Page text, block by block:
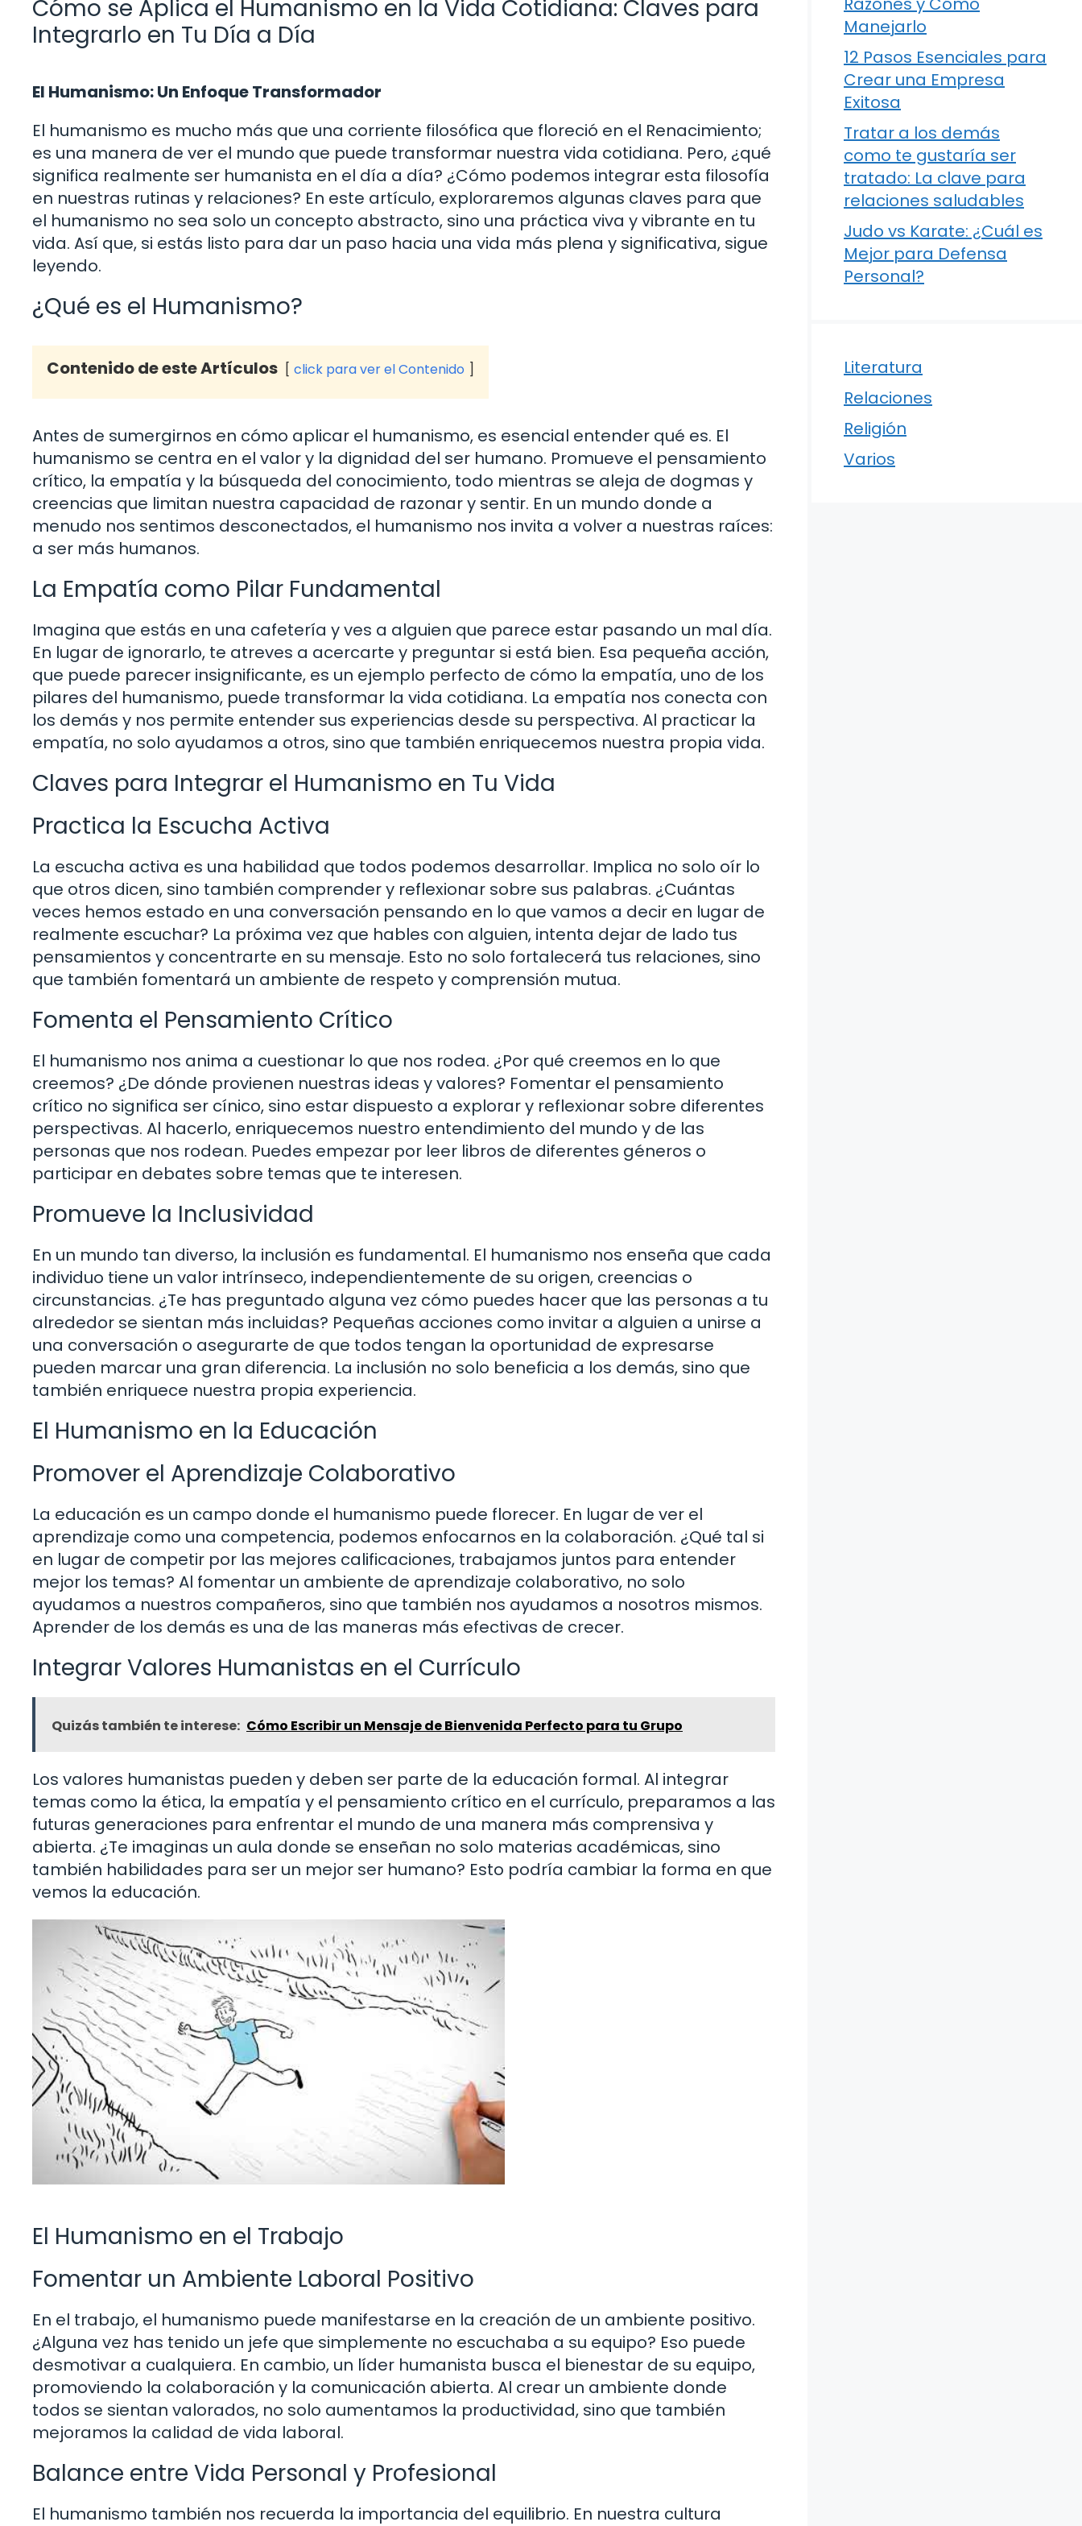
Cómo se Aplica el Humanismo en la Vida Cotidiana: Claves para
Integrarlo en Tu Día a Día
El Humanismo: Un Enfoque Transformador
El humanismo es mucho más que una corriente filosófica que floreció en el Renacimiento;
es una manera de ver el mundo que puede transformar nuestra vida cotidiana. Pero, ¿qué
significa realmente ser humanista en el día a día? ¿Cómo podemos integrar esta filosofía
en nuestras rutinas y relaciones? En este artículo, exploraremos algunas claves para que
el humanismo no sea solo un concepto abstracto, sino una práctica viva y vibrante en tu
vida. Así que, si estás listo para dar un paso hacia una vida más plena y significativa, sigue
leyendo.
¿Qué es el Humanismo?
Contenido de este Artículos click para ver el Contenido
Antes de sumergirnos en cómo aplicar el humanismo, es esencial entender qué es. El
humanismo se centra en el valor y la dignidad del ser humano. Promueve el pensamiento
crítico, la empatía y la búsqueda del conocimiento, todo mientras se aleja de dogmas y
creencias que limitan nuestra capacidad de razonar y sentir. En un mundo donde a
menudo nos sentimos desconectados, el humanismo nos invita a volver a nuestras raíces:
a ser más humanos.
La Empatía como Pilar Fundamental
Imagina que estás en una cafetería y ves a alguien que parece estar pasando un mal día.
En lugar de ignorarlo, te atreves a acercarte y preguntar si está bien. Esa pequeña acción,
que puede parecer insignificante, es un ejemplo perfecto de cómo la empatía, uno de los
pilares del humanismo, puede transformar la vida cotidiana. La empatía nos conecta con
los demás y nos permite entender sus experiencias desde su perspectiva. Al practicar la
empatía, no solo ayudamos a otros, sino que también enriquecemos nuestra propia vida.
Claves para Integrar el Humanismo en Tu Vida
Practica la Escucha Activa
La escucha activa es una habilidad que todos podemos desarrollar. Implica no solo oír lo
que otros dicen, sino también comprender y reflexionar sobre sus palabras. ¿Cuántas
veces hemos estado en una conversación pensando en lo que vamos a decir en lugar de
realmente escuchar? La próxima vez que hables con alguien, intenta dejar de lado tus
pensamientos y concentrarte en su mensaje. Esto no solo fortalecerá tus relaciones, sino
que también fomentará un ambiente de respeto y comprensión mutua.
Fomenta el Pensamiento Crítico
El humanismo nos anima a cuestionar lo que nos rodea. ¿Por qué creemos en lo que
creemos? ¿De dónde provienen nuestras ideas y valores? Fomentar el pensamiento
crítico no significa ser cínico, sino estar dispuesto a explorar y reflexionar sobre diferentes
perspectivas. Al hacerlo, enriquecemos nuestro entendimiento del mundo y de las
personas que nos rodean. Puedes empezar por leer libros de diferentes géneros o
participar en debates sobre temas que te interesen.
Promueve la Inclusividad
En un mundo tan diverso, la inclusión es fundamental. El humanismo nos enseña que cada
individuo tiene un valor intrínseco, independientemente de su origen, creencias o
circunstancias. ¿Te has preguntado alguna vez cómo puedes hacer que las personas a tu
alrededor se sientan más incluidas? Pequeñas acciones como invitar a alguien a unirse a
una conversación o asegurarte de que todos tengan la oportunidad de expresarse
pueden marcar una gran diferencia. La inclusión no solo beneficia a los demás, sino que
también enriquece nuestra propia experiencia.
El Humanismo en la Educación
Promover el Aprendizaje Colaborativo
La educación es un campo donde el humanismo puede florecer. En lugar de ver el
aprendizaje como una competencia, podemos enfocarnos en la colaboración. ¿Qué tal si
en lugar de competir por las mejores calificaciones, trabajamos juntos para entender
mejor los temas? Al fomentar un ambiente de aprendizaje colaborativo, no solo
ayudamos a nuestros compañeros, sino que también nos ayudamos a nosotros mismos.
Aprender de los demás es una de las maneras más efectivas de crecer.
Integrar Valores Humanistas en el Currículo
Quizás también te interese: Cómo Escribir un Mensaje de Bienvenida Perfecto para tu Grupo
Los valores humanistas pueden y deben ser parte de la educación formal. Al integrar
temas como la ética, la empatía y el pensamiento crítico en el currículo, preparamos a las
futuras generaciones para enfrentar el mundo de una manera más comprensiva y
abierta. ¿Te imaginas un aula donde se enseñan no solo materias académicas, sino
también habilidades para ser un mejor ser humano? Esto podría cambiar la forma en que
vemos la educación.
El Humanismo en el Trabajo
Fomentar un Ambiente Laboral Positivo
En el trabajo, el humanismo puede manifestarse en la creación de un ambiente positivo.
¿Alguna vez has tenido un jefe que simplemente no escuchaba a su equipo? Eso puede
desmotivar a cualquiera. En cambio, un líder humanista busca el bienestar de su equipo,
promoviendo la colaboración y la comunicación abierta. Al crear un ambiente donde
todos se sientan valorados, no solo aumentamos la productividad, sino que también
mejoramos la calidad de vida laboral.
Balance entre Vida Personal y Profesional
El humanismo también nos recuerda la importancia del equilibrio. En nuestra cultura
Manejarlo
12 Pasos Esenciales para
Crear una Empresa
Exitosa
Tratar a los demás
como te gustaría ser
tratado: La clave para
relaciones saludables
Judo vs Karate: ¿Cuál es
Mejor para Defensa
Personal?
Literatura
Relaciones
Religión
Varios